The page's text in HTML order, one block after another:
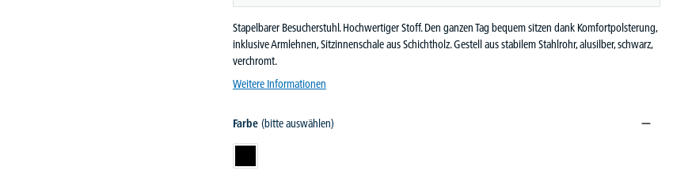
Stapelbarer Besucherstuhl. Hochwertiger Stoff. Den ganzen Tag bequem sitzen dank Komfortpolsterung,
inklusive Armlehnen, Sitzinnenschale aus Schichtholz. Gestell aus stabilem Stahlrohr, alusilber, schwarz,
verchromt.
Weitere Informationen
Farbe (bitte auswählen)